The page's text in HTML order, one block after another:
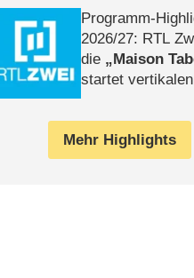
Programm-
2026/​27: RTL
die
Maison
startet vertikalen
Mehr Highlights